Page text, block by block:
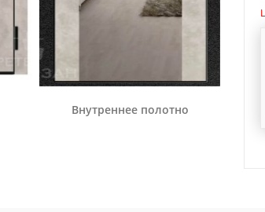
Внутреннее полотно